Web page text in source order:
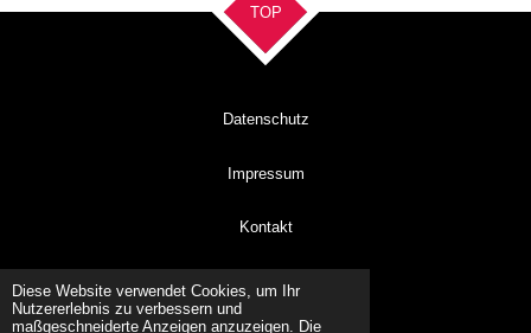
Diese Website verwendet Cookies, um Ihr
Nutzererlebnis zu verbessern und
maßgeschneiderte Anzeigen anzuzeigen. Die
TOP
Datenschutz
Impressum
Kontakt
© 2023 - 2026 EberleFriseure
Mit Unterstützung von Webador